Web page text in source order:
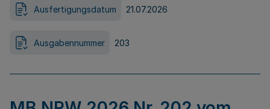
Ausfertigungsdatum 21.07.2026
Ausgabennummer 203